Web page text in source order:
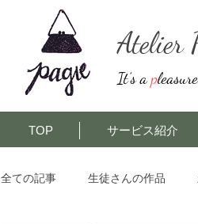
Atelier
It’s ap
TOP サービス紹介
全ての記事 生徒さんの作品